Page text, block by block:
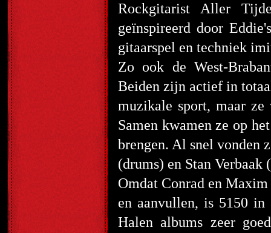
Rockgitarist Aller
geïnspireerd door
gitaarspel en techniek
Zo ook de West-
Beiden zijn actief in
muzikale sport, maar
Samen kwamen ze op
brengen. Al snel vonden
(drums) en Stan Verbaak
Omdat Conrad en
en aanvullen, is 5150 in
Halen albums zeer